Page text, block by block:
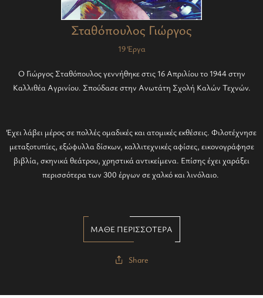
Σταθόπουλος Γιώργος
19 Έργα
Ο Γιώργος Σταθόπουλος γεννήθηκε στις 16 Απριλίου το 1944 στην
Καλλιθέα Αγρινίου. Σπούδασε στην Ανωτάτη Σχολή Καλών Τεχνών.
Έχει λάβει μέρος σε πολλές ομαδικές και ατομικές εκθέσεις. Φιλοτέχνησε
μεταξοτυπίες, εξώφυλλα δίσκων, καλλιτεχνικές αφίσες, εικονογράφησε
βιβλία, σκηνικά θεάτρου, χρηστικά αντικείμενα. Επίσης έχει χαράξει
περισσότερα των 300 έργων σε χαλκό και λινόλαιο.
ΜΑΘΕ ΠΕΡΙΣΣΟΤΕΡΑ
Share